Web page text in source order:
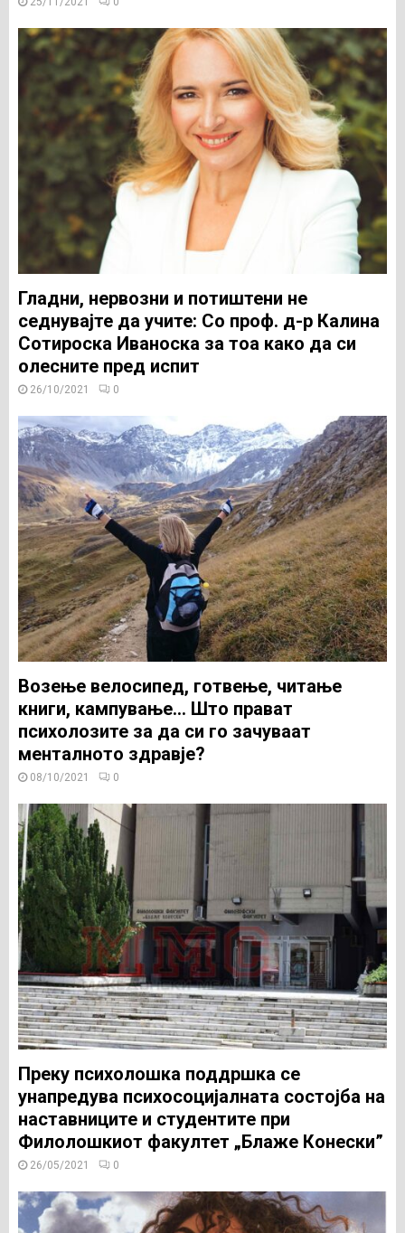
Гладни, нервозни и потиштени не
седнувајте да учите: Со проф. д-р Калина
Сотироска Иваноска за тоа како да си
олесните пред испит
26/10/2021 0
Возење велосипед, готвење, читање
книги, кампување… Што прават
психолозите за да си го зачуваат
менталното здравје?
08/10/2021 0
Преку психолошка поддршка се
унапредува психосоцијалната состојба на
наставниците и студентите при
Филолошкиот факултет „Блаже Конески”
26/05/2021 0